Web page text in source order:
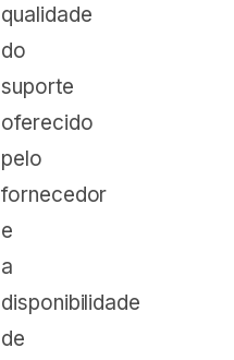
qualidade
do
suporte
oferecido
pelo
fornecedor
e
a
disponibilidade
de